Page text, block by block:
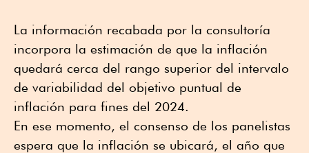
La información recabada por la consultoría
incorpora la estimación de que la inflación
quedará cerca del rango superior del intervalo
de variabilidad del objetivo puntual de
inflación para fines del 2024.
En ese momento, el consenso de los panelistas
espera que la inflación se ubicará, el año que